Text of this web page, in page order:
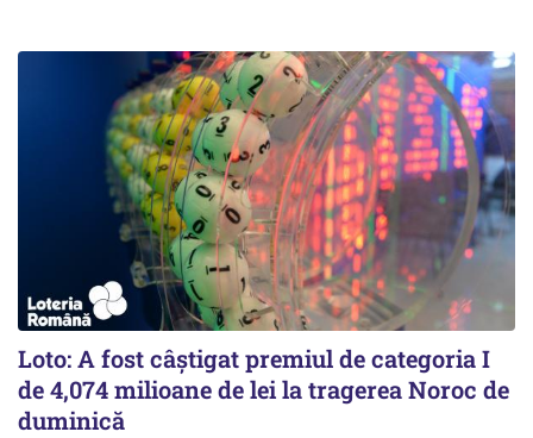
Loto: A fost câștigat premiul de categoria I
de 4,074 milioane de lei la tragerea Noroc de
duminică